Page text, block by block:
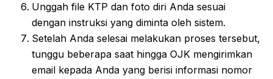
Unggah file KTP dan foto diri Anda sesuai
dengan instruksi yang diminta oleh sistem.
Setelah Anda selesai melakukan proses tersebut,
tunggu beberapa saat hingga OJK mengirimkan
email kepada Anda yang berisi informasi nomor